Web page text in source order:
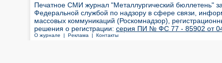
Печатное СМИ журнал "Металлургический бюллетень"
Федеральной службой по надзору в сфере связи,
массовых коммуникаций (Роскомнадзор),
решения о регистрации: серия ПИ № ФС 77 - 85902 от 04
О журнале | Реклама | Контакты